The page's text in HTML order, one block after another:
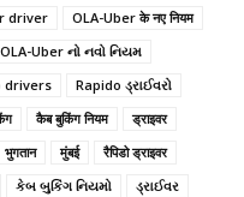
driver
OLA-Uber के नए नियम
OLA-Uber નો નવો નિયમ
drivers
Rapido ડ્રાઈવરો
कैब बुकिंग नियम
ड्राइवर
भुगतान मुंबई
रैपिडो ड्राइवर
કેબ બુકિંગ નિયમો
ડ્રાઈવર